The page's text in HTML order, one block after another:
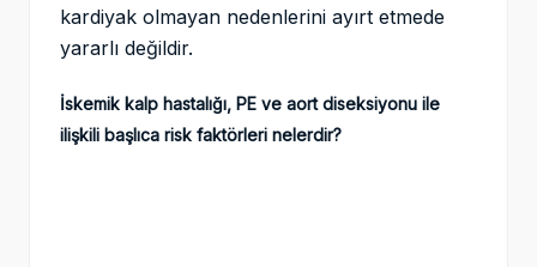
kardiyak olmayan nedenlerini ayırt etmede
yararlı değildir.
İskemik kalp hastalığı, PE ve aort diseksiyonu ile
ilişkili başlıca risk faktörleri nelerdir?